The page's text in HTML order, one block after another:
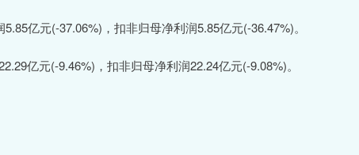
亿元(-37.06%)，扣非归母净利润5.85亿元(-36.47%)。
亿元(-9.46%)，扣非归母净利润22.24亿元(-9.08%)。